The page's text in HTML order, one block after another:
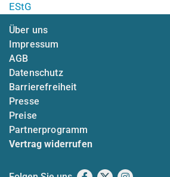
EStG
Über uns
Impressum
AGB
Datenschutz
Barrierefreiheit
Presse
Preise
Partnerprogramm
Vertrag widerrufen